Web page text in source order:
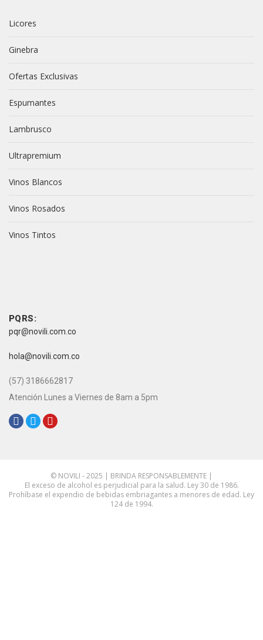
Licores
Ginebra
Ofertas Exclusivas
Espumantes
Lambrusco
Ultrapremium
Vinos Blancos
Vinos Rosados
Vinos Tintos
PQRS:
pqr@novili.com.co
hola@novili.com.co
(57) 3186662817
Atención Lunes a Viernes de 8am a 5pm
© NOVILI - 2025 | BRINDA RESPONSABLEMENTE |
El exceso de alcohol es perjudicial para la salud. Ley 30 de 1986.
Prohíbase el expendio de bebidas embriagantes a menores de edad. Ley
124 de 1994.